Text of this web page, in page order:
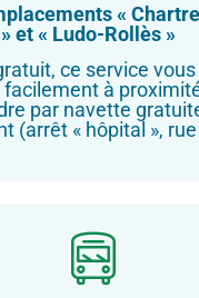
«
et « Ludo-Rollès »
ce service
facilement à
par navette
(arrêt « hôpital »,